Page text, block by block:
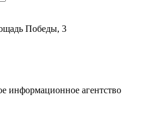
Победы, 3
информационное агентство